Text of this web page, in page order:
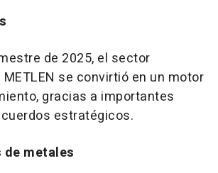
de 2025, el sector
se convirtió en un motor
gracias a importantes
estratégicos.
metales